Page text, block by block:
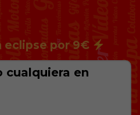
eclipse por 9€
cualquiera en